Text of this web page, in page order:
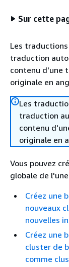
Sur cette
Les
traduction
contenu d'une
originale en
Les
traduction
contenu
originale en
Vous pouvez
globale de
Créez une
nouveaux
nouvelles
Créez une
cluster de
comme